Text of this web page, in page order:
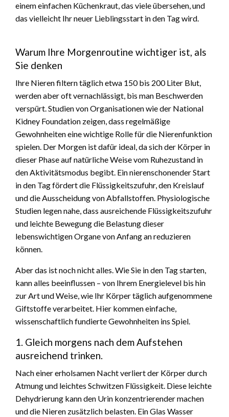
einem einfachen Küchenkraut, das viele übersehen, und
das vielleicht Ihr neuer Lieblingsstart in den Tag wird.
Warum Ihre Morgenroutine wichtiger ist, als
Sie denken
Ihre Nieren filtern täglich etwa 150 bis 200 Liter Blut,
werden aber oft vernachlässigt, bis man Beschwerden
verspürt. Studien von Organisationen wie der National
Kidney Foundation zeigen, dass regelmäßige
Gewohnheiten eine wichtige Rolle für die Nierenfunktion
spielen. Der Morgen ist dafür ideal, da sich der Körper in
dieser Phase auf natürliche Weise vom Ruhezustand in
den Aktivitätsmodus begibt. Ein nierenschonender Start
in den Tag fördert die Flüssigkeitszufuhr, den Kreislauf
und die Ausscheidung von Abfallstoffen. Physiologische
Studien legen nahe, dass ausreichende Flüssigkeitszufuhr
und leichte Bewegung die Belastung dieser
lebenswichtigen Organe von Anfang an reduzieren
können.
Aber das ist noch nicht alles. Wie Sie in den Tag starten,
kann alles beeinflussen – von Ihrem Energielevel bis hin
zur Art und Weise, wie Ihr Körper täglich aufgenommene
Giftstoffe verarbeitet. Hier kommen einfache,
wissenschaftlich fundierte Gewohnheiten ins Spiel.
1. Gleich morgens nach dem Aufstehen
ausreichend trinken.
Nach einer erholsamen Nacht verliert der Körper durch
Atmung und leichtes Schwitzen Flüssigkeit. Diese leichte
Dehydrierung kann den Urin konzentrierender machen
und die Nieren zusätzlich belasten. Ein Glas Wasser